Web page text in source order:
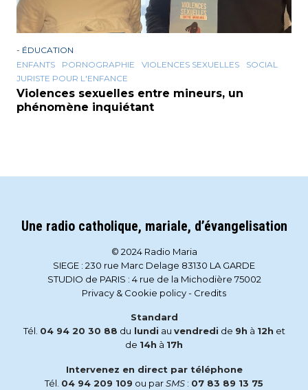
- ÉDUCATION
ENFANTS
PORNOGRAPHIE VIOLENCES SEXUELLES
SOCIAL
JURISTE POUR L'ENFANCE
Violences sexuelles entre mineurs, un
phénomène inquiétant
Une radio catholique, mariale, d’évangelisation
© 2024 Radio Maria
SIEGE : 230 rue Marc Delage 83130 LA GARDE
STUDIO de PARIS : 4 rue de la Michodière 75002
Privacy & Cookie policy- Credits
Standard
Tél. 04 94 20 30 88 du lundi au vendredi de 9h à 12h et
de 14h à 17h
Intervenez en direct par téléphone
Tél. 04 94 209 109 ou parSMS : 07 83 89 13 75